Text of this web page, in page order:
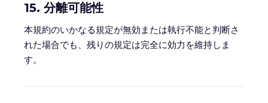
15. 分離可能性
本規約のいかなる規定が無効または執行不能と判断さ
れた場合でも、残りの規定は完全に効力を維持しま
す。